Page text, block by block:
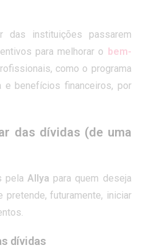
das instituições passarem
para melhorar o bem-
como o programa
e benefícios financeiros, por
das dívidas (de uma
pelaAllya para quem deseja
pretende, futuramente, iniciar
dívidas